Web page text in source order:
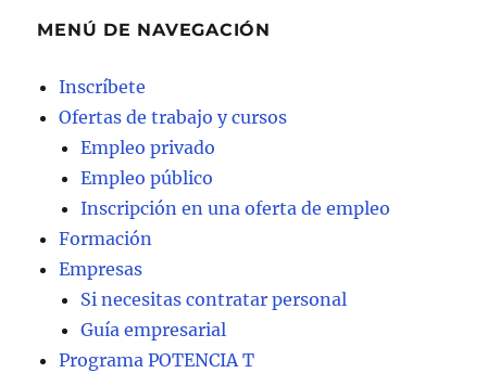
MENÚ DE NAVEGACIÓN
Inscríbete
Ofertas de trabajo y cursos
Empleo privado
Empleo público
Inscripción en una oferta de empleo
Formación
Empresas
Si necesitas contratar personal
Guía empresarial
Programa POTENCIA T